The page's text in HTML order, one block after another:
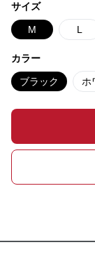
サイズ
M L
カラー
ブラック ホ